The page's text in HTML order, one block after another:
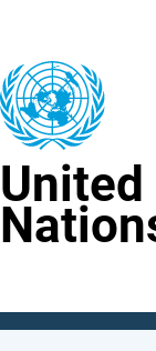
content
United